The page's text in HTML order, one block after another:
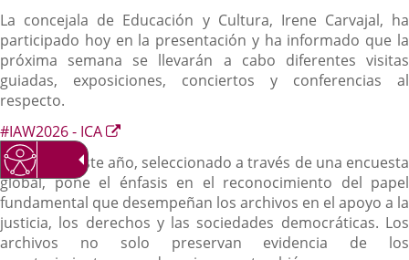
La concejala de Educación y Cultura, Irene Carvajal, ha
participado hoy en la presentación y ha informado que la
próxima semana se llevarán a cabo diferentes visitas
guiadas, exposiciones, conciertos y conferencias al
respecto.
#IAW2026 - ICA
Enlace
una
aplicación
externa.
El lema de este año, seleccionado a través de una encuesta
global, pone el énfasis en el reconocimiento del papel
fundamental que desempeñan los archivos en el apoyo a la
justicia, los derechos y las sociedades democráticas. Los
archivos no solo preservan evidencia de los